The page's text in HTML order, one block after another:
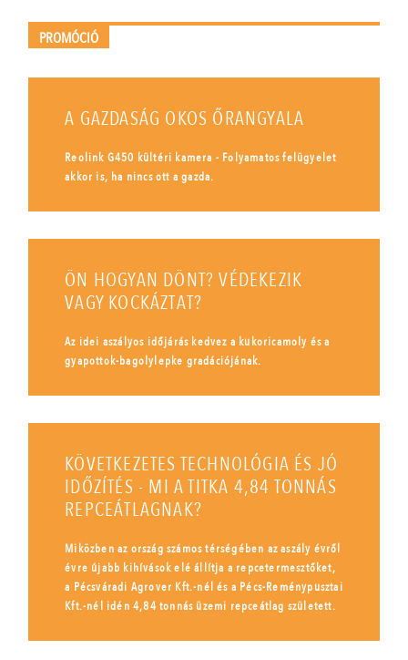
PROMÓCIÓ
A GAZDASÁG OKOS ŐRANGYALA
Reolink G450 kültéri kamera - Folyamatos felügyelet
akkor is, ha nincs ott a gazda.
ÖN HOGYAN DÖNT? VÉDEKEZIK
VAGY KOCKÁZTAT?
Az idei aszályos időjárás kedvez a kukoricamoly és a
gyapottok-bagolylepke gradációjának.
KÖVETKEZETES TECHNOLÓGIA ÉS JÓ
IDŐZÍTÉS - MI A TITKA 4,84 TONNÁS
REPCEÁTLAGNAK?
Miközben az ország számos térségében az aszály évről
évre újabb kihívások elé állítja a repcetermesztőket,
a Pécsváradi Agrover Kft.-nél és a Pécs-Reménypusztai
Kft.-nél idén 4,84 tonnás üzemi repceátlag született.